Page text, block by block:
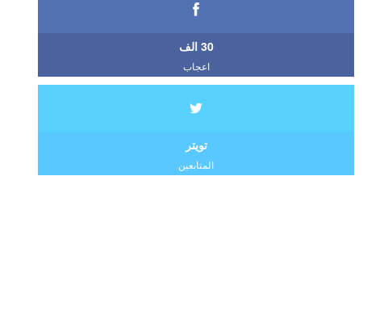
30 الف
اعجاب
تويتر
المتابعين